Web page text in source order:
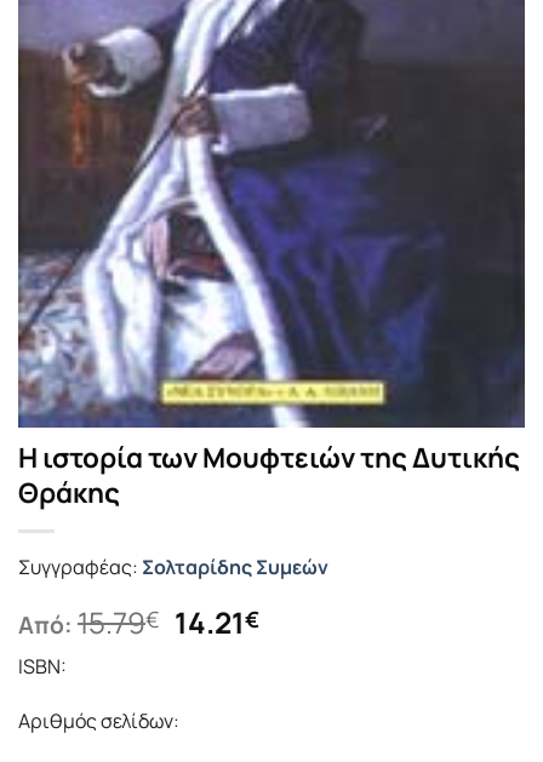
Η ιστορία των Μουφτειών της Δυτικής
Θράκης
Συγγραφέας: Σολταρίδης Συμεών
Από: 15.79€ Original
15.79€.
14.21€Η
ISBN:
Αριθμός σελίδων: